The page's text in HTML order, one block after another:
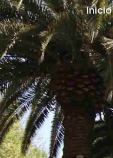
Inicio